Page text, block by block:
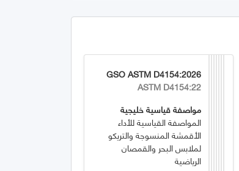
GSO ASTM D4154:2026
ASTM D4154:22
مواصفة قياسية خليجية
المواصفة القياسية للأداء
الأقمشة المنسوجة والتريكو
لملابس البحر والقمصان
الرياضية